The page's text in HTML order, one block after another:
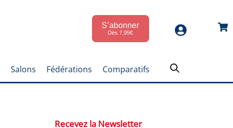
S’abonner
Dès 7,95€
Salons Fédérations Comparatifs
Recevez la Newsletter